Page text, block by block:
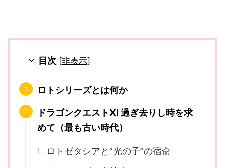
目次 [非表示]
ロトシリーズとは何か
ドラゴンクエストXI 過ぎ去りし時を求
めて（最も古い時代）
ロトゼタシアと“光の子”の宿命